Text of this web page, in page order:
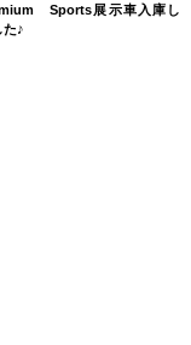
Sports展示車入庫し
た♪